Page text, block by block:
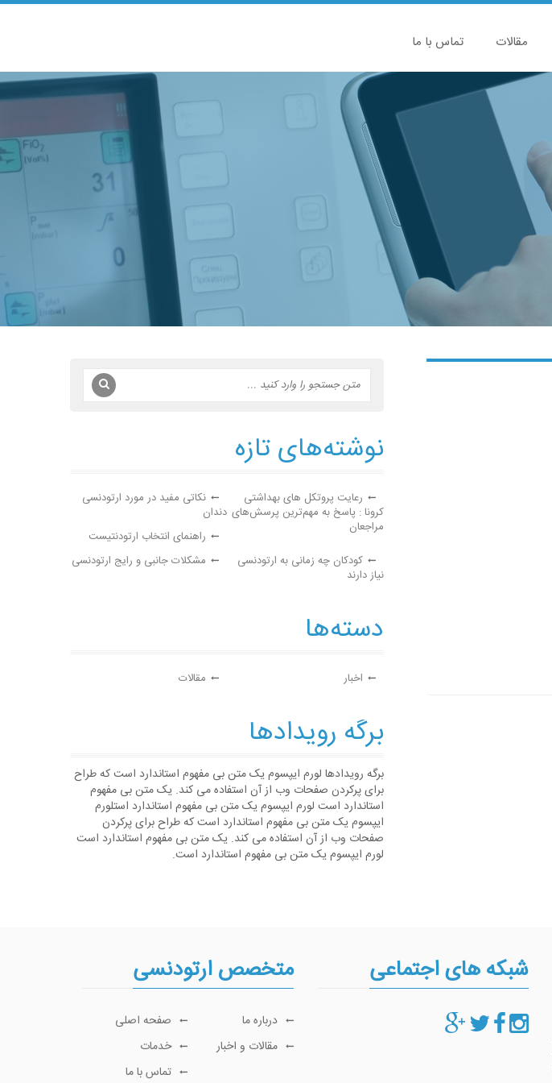
مقالات تماس با ما
نوشته‌های تازه
رعایت پروتکل های بهداشتی
کرونا : پاسخ به مهم‌ترین پرسش‌های
مراجعان
نکاتی مفید در مورد ارتودنسی
دندان
راهنمای انتخاب ارتودنتیست
کودکان چه زمانی به ارتودنسی
نیاز دارند
مشکلات جانبی و رایج ارتودنسی
دسته‌ها
اخبار مقالات
برگه رویدادها
برگه رویدادها لورم ایپسوم یک متن بی مفهوم استاندارد است که طراح
برای پرکردن صفحات وب از آن استفاده می کند. یک متن بی مفهوم
استاندارد است لورم ایپسوم یک متن بی مفهوم استاندارد استلورم
ایپسوم یک متن بی مفهوم استاندارد است که طراح برای پرکردن
صفحات وب از آن استفاده می کند. یک متن بی مفهوم استاندارد است
لورم ایپسوم یک متن بی مفهوم استاندارد است.
متخصص ارتودنسی
صفحه اصلی
درباره ما
خدمات
مقالات و اخبار
تماس با ما
شبکه های اجتماعی